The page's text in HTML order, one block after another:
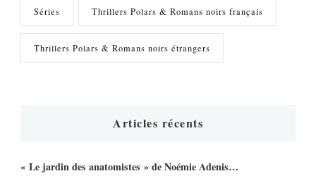
Séries Thrillers Polars & Romans noirs français
Thrillers Polars & Romans noirs étrangers
Articles récents
« Le jardin des anatomistes » de Noémie Adenis…